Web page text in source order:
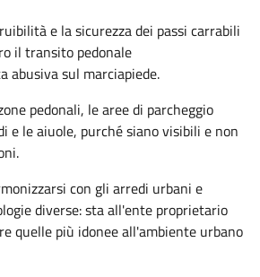
e la sicurezza dei passi carrabili
il transito pedonale
abusiva sul marciapiede.
pedonali, le aree di parcheggio
e le aiuole, purché siano visibili e non
con gli arredi urbani e
diverse: sta all'ente proprietario
quelle più idonee all'ambiente urbano